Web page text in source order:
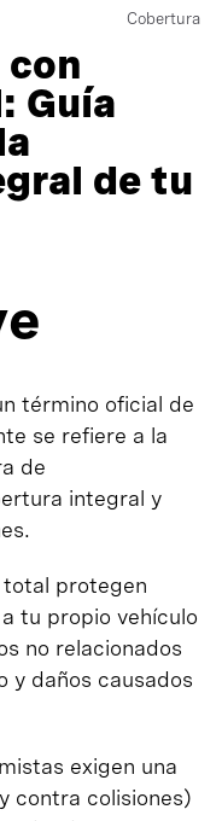
Cobertura
con
Guía
de tu
término oficial de
se refiere a la
de
integral y
protegen
tu propio vehículo
no relacionados
y daños causados
exigen una
contra colisiones)